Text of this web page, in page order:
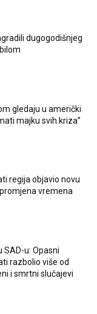
dugogodišnjeg
gledaju u američki
majku svih kriza”
regija objavio novu
vremena
SAD-u: Opasni
razbolio više od
i smrtni slučajevi